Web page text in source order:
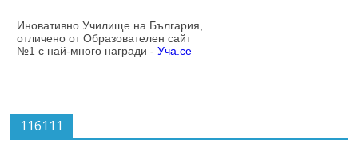
116111